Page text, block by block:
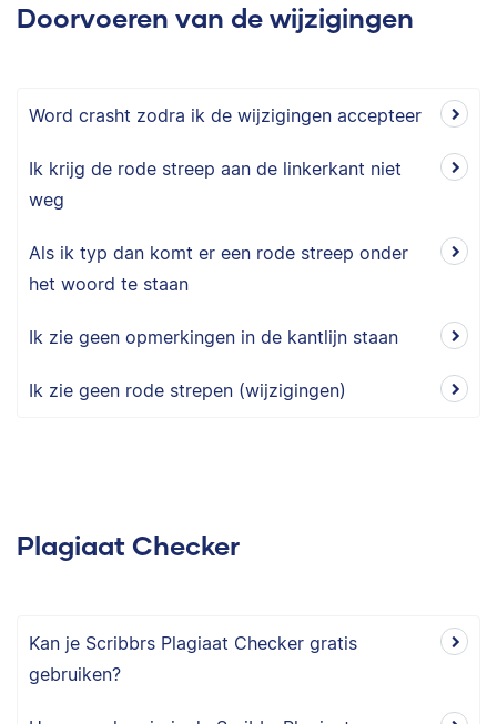
Doorvoeren van de wijzigingen
Word crasht zodra ik de wijzigingen accepteer
Ik krijg de rode streep aan de linkerkant niet
weg
Als ik typ dan komt er een rode streep onder
het woord te staan
Ik zie geen opmerkingen in de kantlijn staan
Ik zie geen rode strepen (wijzigingen)
Plagiaat Checker
Kan je Scribbrs Plagiaat Checker gratis
gebruiken?